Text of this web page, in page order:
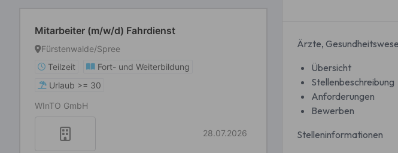
Mitarbeiter (m/w/d) Fahrdienst
Fürstenwalde/Spree
Teilzeit
Fort- und Weiterbildung
Urlaub >= 30
WInTO GmbH
28.07.2026